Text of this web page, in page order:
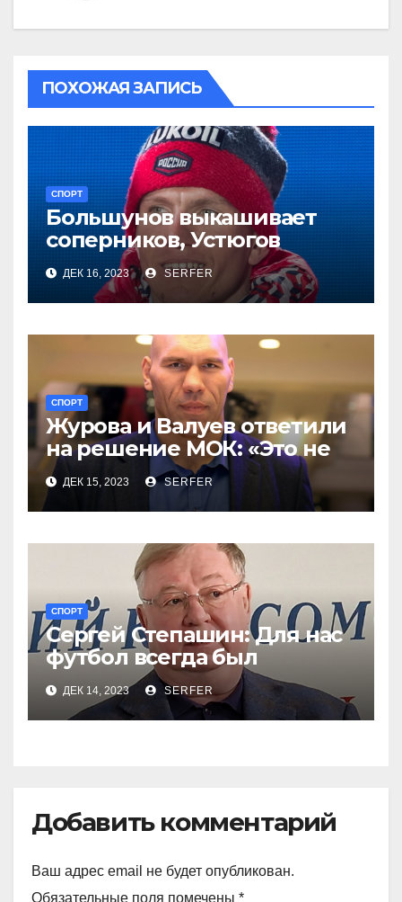
ПОХОЖАЯ ЗАПИСЬ
СПОРТ
Большунов выкашивает
соперников, Устюгов
просит понимания,
Степанова проиграла
ДЕК 16, 2023 SERFER
СПОРТ
Журова и Валуев ответили
на решение МОК: «Это не
про СВО вопрос»
ДЕК 15, 2023 SERFER
СПОРТ
Сергей Степашин: Для нас
футбол всегда был
праздником
ДЕК 14, 2023 SERFER
Добавить комментарий
Ваш адрес email не будет опубликован.
Обязательные поля помечены *